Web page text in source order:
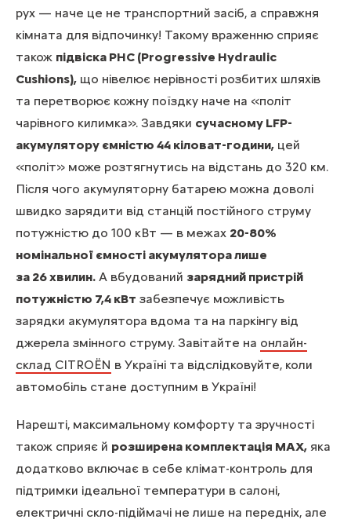
рух — наче це не транспортний засіб, а справжня
кімната для відпочинку! Такому враженню сприяє
також підвіска РНС (Progressive Hydraulic
Cushions), що нівелює нерівності розбитих шляхів
та перетворює кожну поїздку наче на «політ
чарівного килимка». Завдяки сучасному LFP-
акумулятору ємністю 44 кіловат-години, цей
«політ» може розтягнутись на відстань до 320 км.
Після чого акумуляторну батарею можна доволі
швидко зарядити від станцій постійного струму
потужністю до 100 кВт — в межах 20-80%
номінальної ємності акумулятора лише
за 26 хвилин. А вбудований зарядний пристрій
потужністю 7,4 кВт забезпечує можливість
зарядки акумулятора вдома та на паркінгу від
джерела змінного струму. Завітайте на онлайн-
склад CITROЁN в Україні та відслідковуйте, коли
автомобіль стане доступним в Україні!
Нарешті, максимальному комфорту та зручності
також сприяє й розширена комплектація MAX, яка
додатково включає в себе клімат-контроль для
підтримки ідеальної температури в салоні,
електричні скло-підіймачі не лише на передніх, але